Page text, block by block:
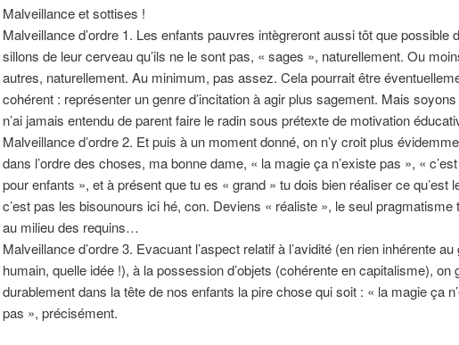
Malveillance et sottises !
Malveillance d’ordre 1. Les enfants pauvres intègreront aussi tôt que possible
sillons de leur cerveau qu’ils ne le sont pas, « sages », naturellement. Ou
autres, naturellement. Au minimum, pas assez. Cela pourrait être
cohérent : représenter un genre d’incitation à agir plus sagement. Mais
n’ai jamais entendu de parent faire le radin sous prétexte de motivation
Malveillance d’ordre 2. Et puis à un moment donné, on n’y croit plus
dans l’ordre des choses, ma bonne dame, « la magie ça n’existe pas », «
pour enfants », et à présent que tu es « grand » tu dois bien réaliser ce qu’est
c’est pas les bisounours ici hé, con. Deviens « réaliste », le seul pragmatisme
au milieu des requins…
Malveillance d’ordre 3. Evacuant l’aspect relatif à l’avidité (en rien inhérente au
humain, quelle idée !), à la possession d’objets (cohérente en capitalisme), on
durablement dans la tête de nos enfants la pire chose qui soit : « la magie ça
pas », précisément.